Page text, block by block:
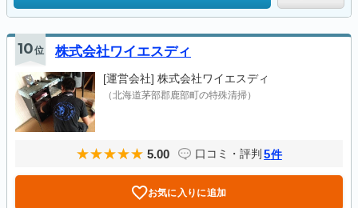
10位 株式会社ワイエスディ
[運営会社] 株式会社ワイエスディ
（北海道茅部郡鹿部町の特殊清掃）
5.00 口コミ・評判 5件
お気に入りに追加